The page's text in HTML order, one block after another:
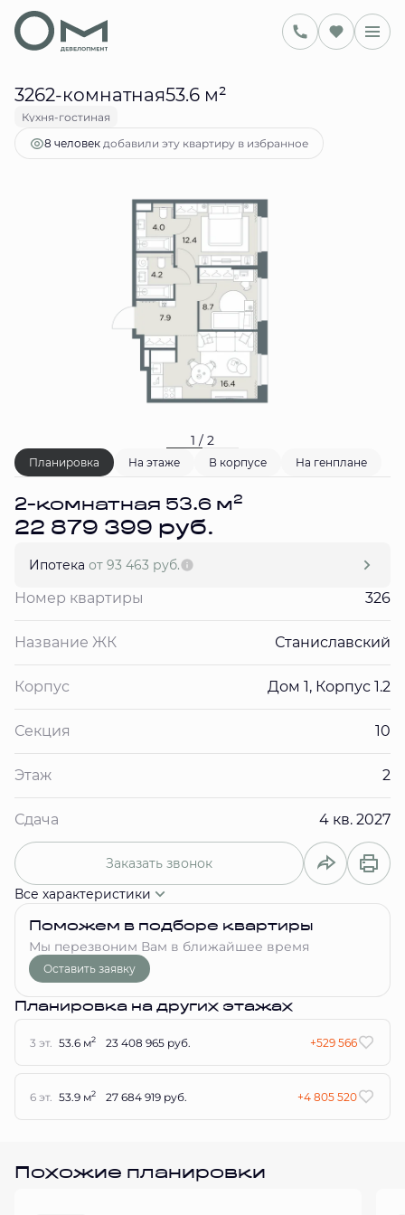
2-комнатная53.6 м 22 879 399 руб.
Ипотекаот 93 463 руб.
3262-комнатная53.6 м²
Кухня-гостиная
8 человек добавили эту квартиру в избранное
1 / 2
Планировка На этаже В корпусе На генплане
2-комнатная 53.6 м2
22 879 399 руб.
Ипотека от 93 463 руб.
Номер квартиры 326
Название ЖК Станиславский
Корпус Дом 1, Корпус 1.2
Секция 10
Этаж 2
Сдача 4 кв. 2027
Заказать звонок
Все характеристики
Поможем в подборе квартиры
Мы перезвоним Вам в ближайшее время
Оставить заявку
Планировка на других этажах
3 эт. 53.6 м2 23 408 965 руб. +529 566
6 эт. 53.9 м2 27 684 919 руб. +4 805 520
Похожие планировки